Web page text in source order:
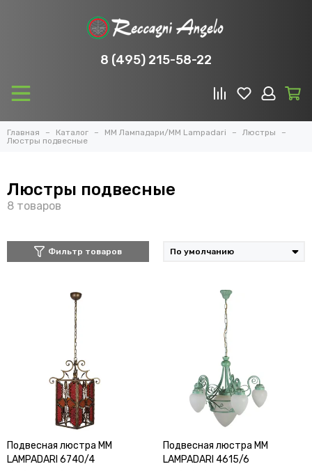
8 (495) 215-58-22
Главная Каталог ММ Лампадари/MM Lampadari
Люстры
Люстры подвесные
Люстры подвесные
Фильтр товаров
Подвесная люстра MM
LAMPADARI 6740/4
Подвесная люстра MM
LAMPADARI 4615/6